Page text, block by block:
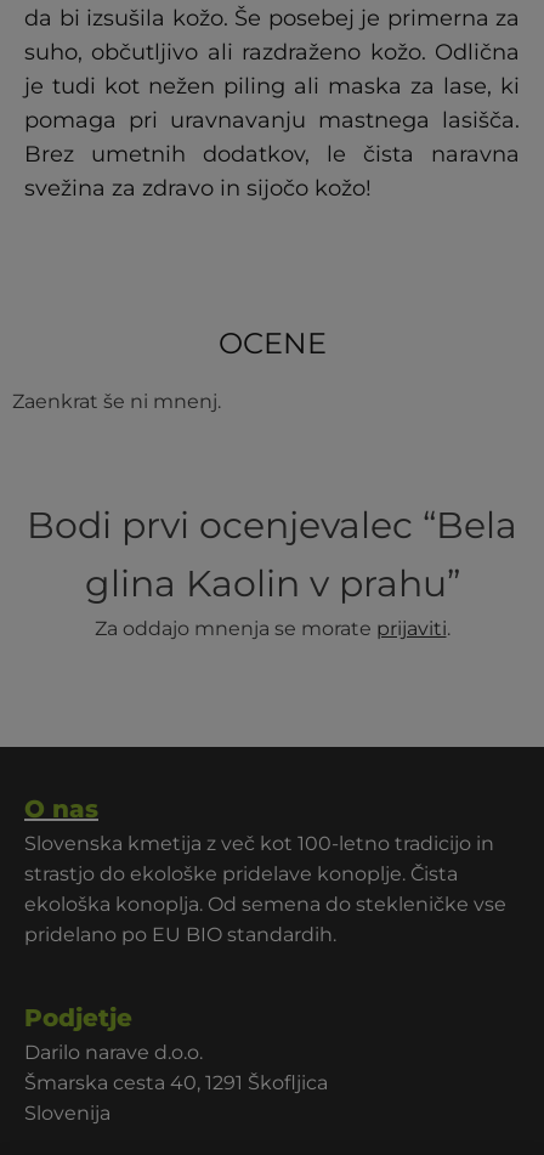
da bi izsušila kožo. Še posebej je primerna za
suho, občutljivo ali razdraženo kožo. Odlična
je tudi kot nežen piling ali maska za lase, ki
pomaga pri uravnavanju mastnega lasišča.
Brez umetnih dodatkov, le čista naravna
svežina za zdravo in sijočo kožo!
OCENE
Zaenkrat še ni mnenj.
Bodi prvi ocenjevalec “Bela
glina Kaolin v prahu”
Za oddajo mnenja se morate prijaviti.
O nas
Slovenska kmetija z več kot 100-letno tradicijo in
strastjo do ekološke pridelave konoplje. Čista
ekološka konoplja. Od semena do stekleničke vse
pridelano po EU BIO standardih.
Podjetje
Darilo narave d.o.o.
Šmarska cesta 40, 1291 Škofljica
Slovenija